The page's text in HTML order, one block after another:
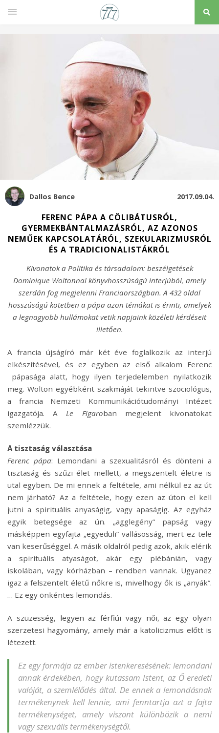
Dallos Bence 2017.09.04.
FERENC PÁPA A CÖLIBÁTUSRÓL,
GYERMEKBÁNTALMAZÁSRÓL, AZ AZONOS
NEMŰEK KAPCSOLATÁRÓL, SZEKULARIZMUSRÓL
ÉS A TRADICIONALISTÁKRÓL
Kivonatok a Politika és társadalom: beszélgetések
Dominique Woltonnal könyvhosszúságú interjúból, amely
szerdán fog megjelenni Franciaországban. A 432 oldal
hosszúságú kötetben a pápa azon témákat is érinti, amelyek
a legnagyobb hullámokat vetik napjaink közéleti kérdéseit
illetően.
A francia újságíró már két éve foglalkozik az interjú
elkészítésével, és ez egyben az első alkalom Ferenc
pápasága alatt, hogy ilyen terjedelemben nyilatkozik
meg. Wolton egyébként szakmáját tekintve szociológus,
a francia Nemzeti Kommunikációtudományi Intézet
igazgatója. ALe Figaroban megjelent kivonatokat
szemlézzük.
A tisztaság választása
Ferenc pápa: Lemondani a szexualitásról és dönteni a
tisztaság és szűzi élet mellett, a megszentelt életre is
utal egyben. De mi ennek a feltétele, ami nélkül ez az út
nem járható? Az a feltétele, hogy ezen az úton el kell
jutni a spirituális anyaságig, vagy apaságig. Az egyház
egyik betegsége az ún. „agglegény” papság vagy
másképpen egyfajta „egyedüli” vallásosság, mert ez tele
van keserűséggel. A másik oldalról pedig azok, akik elérik
a spirituális atyaságot, akár egy plébánián, vagy
iskolában, vagy kórházban – rendben vannak. Ugyanez
igaz a felszentelt életű nőkre is, mivelhogy ők is „anyák”.
… Ez egy önkéntes lemondás.
A szüzesség, legyen az férfiúi vagy női, az egy olyan
szerzetesi hagyomány, amely már a katolicizmus előtt is
létezett.
Ez egy formája az ember istenkeresésének: lemondani
annak érdekében, hogy kutassam Istent, az Ő eredeti
valóját, a szemlélődés által. De ennek a lemondásnak
termékenynek kell lennie, ami fenntartja azt a fajta
termékenységet, amely viszont különbözik a nemi
vagy szexuális termékenységtől.